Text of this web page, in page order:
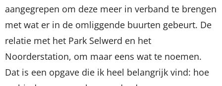
aangegrepen om deze meer in verband te brengen
met wat er in de omliggende buurten gebeurt. De
relatie met het Park Selwerd en het
Noorderstation, om maar eens wat te noemen.
Dat is een opgave die ik heel belangrijk vind: hoe